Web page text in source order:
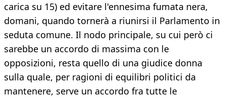
carica su 15) ed evitare l'ennesima fumata nera,
domani, quando tornerà a riunirsi il Parlamento in
seduta comune. Il nodo principale, su cui però ci
sarebbe un accordo di massima con le
opposizioni, resta quello di una giudice donna
sulla quale, per ragioni di equilibri politici da
mantenere, serve un accordo fra tutte le